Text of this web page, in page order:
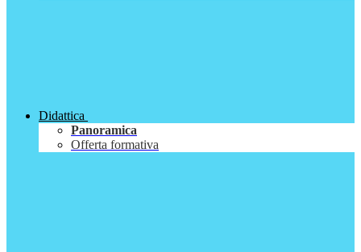
Didattica
Panoramica
Offerta formativa